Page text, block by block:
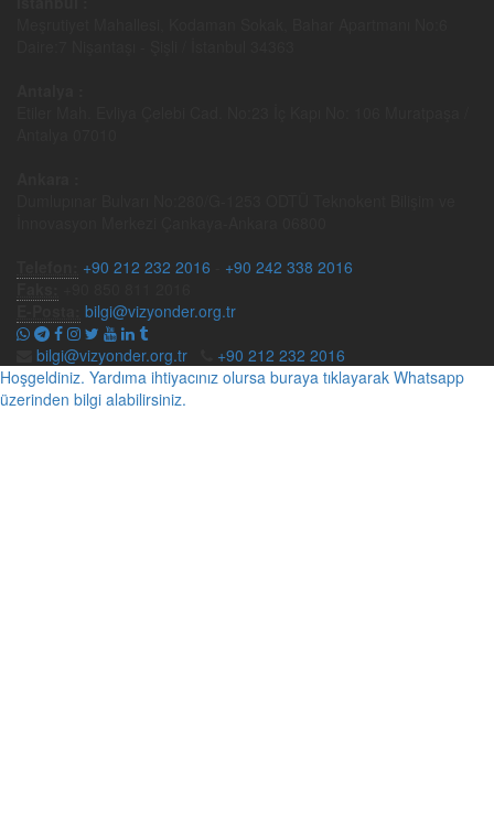
+90 212 232 2016
+90 242 338 2016
bilgi@vizyonder.org.tr
bilgi@vizyonder.org.tr
+90 212 232 2016
Hoşgeldiniz. Yardıma ihtiyacınız olursa buraya tıklayarak Whatsapp
üzerinden bilgi alabilirsiniz.